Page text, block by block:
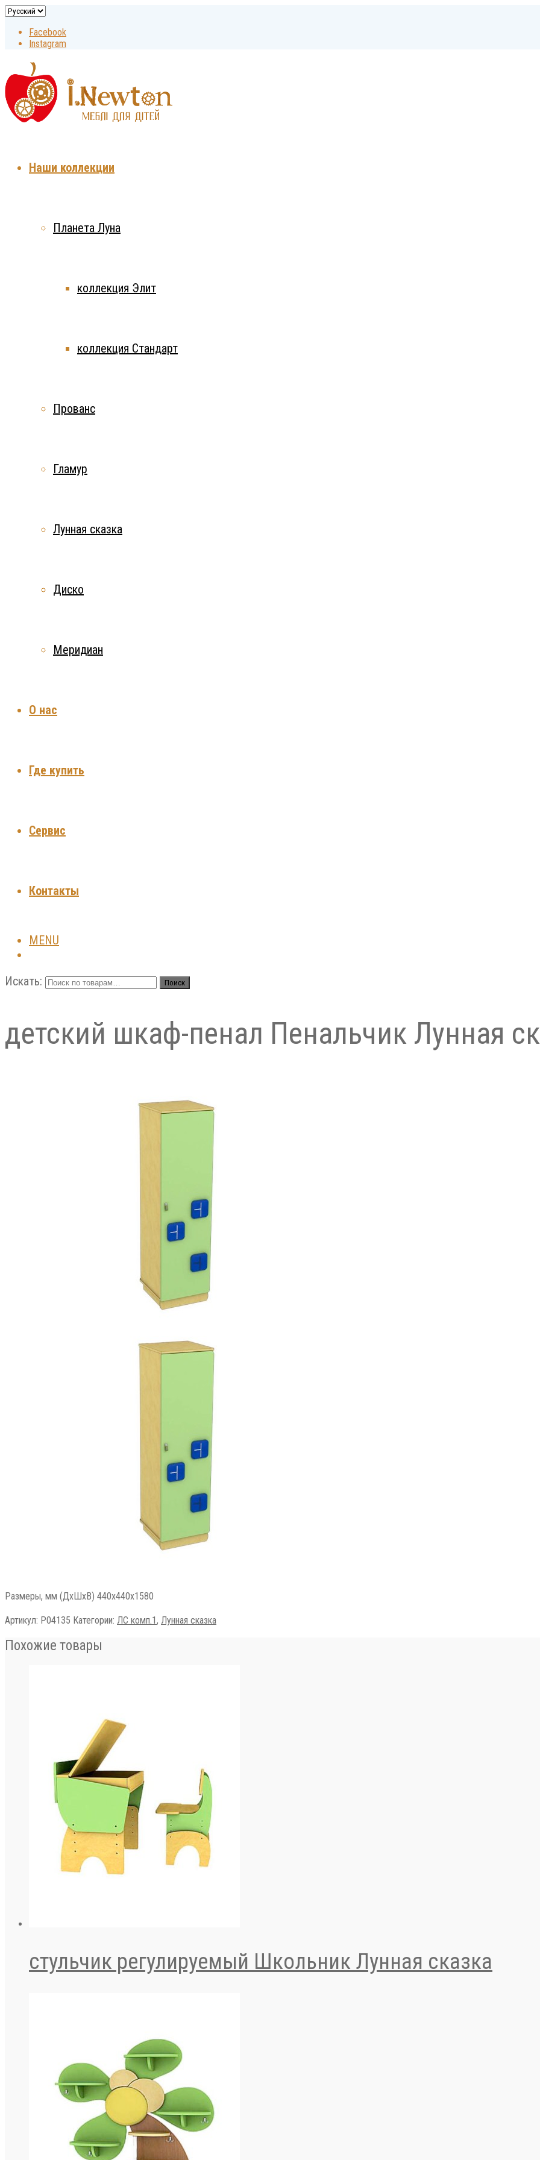
Facebook
Instagram
Наши коллекции
Планета Луна
коллекция Элит
коллекция Стандарт
Прованс
Гламур
Лунная сказка
Диско
Меридиан
О нас
Где купить
Сервис
Контакты
MENU
Искать: Поиск
детский шкаф-пенал Пенальчик Лунная
Размеры, мм (ДхШхВ) 440х440х1580
Артикул: Р04135 Категории: ЛС комп.1, Лунная сказка
Похожие товары
стульчик регулируемый Школьник Лунная сказка